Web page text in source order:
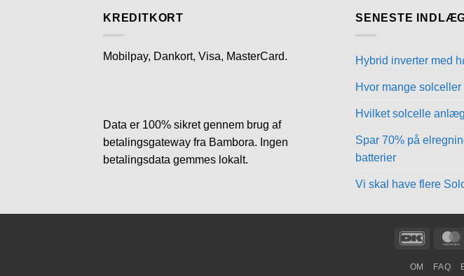
KREDITKORT
Mobilpay, Dankort, Visa, MasterCard.
Data er 100% sikret gennem brug af
betalingsgateway fra Bambora. Ingen
betalingsdata gemmes lokalt.
SENESTE
Hybrid inverter med
Hvor mange
Hvilket solcelle
Spar 70% på
batterier
Vi skal have flere
DanKort
OM FAQ